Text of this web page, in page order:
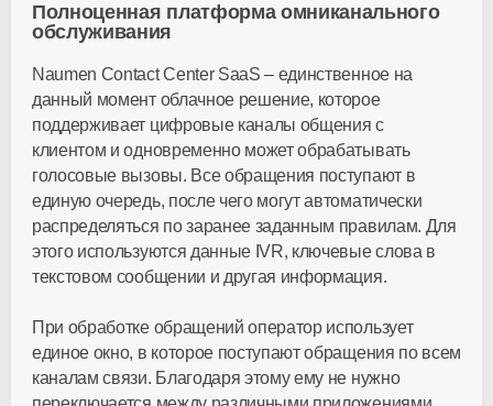
Полноценная платформа омниканального
обслуживания
Naumen Contact Center SaaS – единственное на
данный момент облачное решение, которое
поддерживает цифровые каналы общения с
клиентом и одновременно может обрабатывать
голосовые вызовы. Все обращения поступают в
единую очередь, после чего могут автоматически
распределяться по заранее заданным правилам. Для
этого используются данные IVR, ключевые слова в
текстовом сообщении и другая информация.
При обработке обращений оператор использует
единое окно, в которое поступают обращения по всем
каналам связи. Благодаря этому ему не нужно